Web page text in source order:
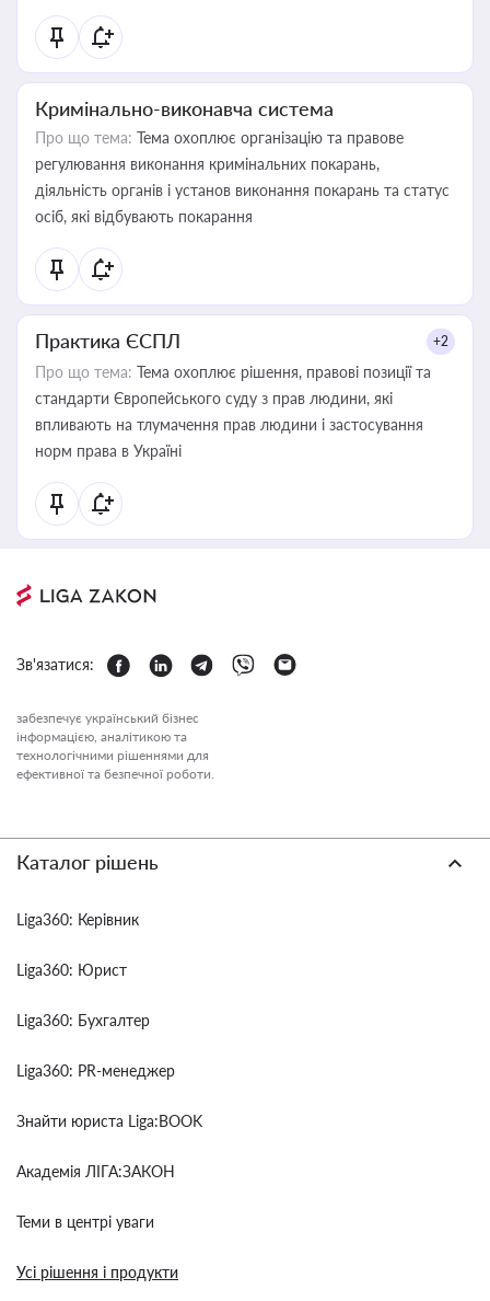
Кримінально-виконавча система
Про що тема: Тема охоплює організацію та правове
регулювання виконання кримінальних покарань,
діяльність органів і установ виконання покарань та статус
осіб, які відбувають покарання
Практика ЄСПЛ +2
Про що тема: Тема охоплює рішення, правові позиції та
стандарти Європейського суду з прав людини, які
впливають на тлумачення прав людини і застосування
норм права в Україні
Зв'язатися:
забезпечує український бізнес
інформацією, аналітикою та
технологічними рішеннями для
ефективної та безпечної роботи.
Каталог рішень
Liga360: Керівник
Liga360: Юрист
Liga360: Бухгалтер
Liga360: PR-менеджер
Знайти юриста Liga:BOOK
Академія ЛІГА:ЗАКОН
Теми в центрі уваги
Усі рішення і продукти